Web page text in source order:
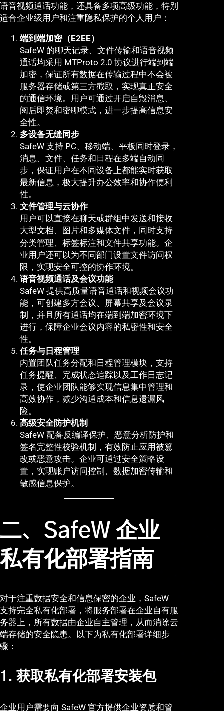
语音视频通话功能，还具备多项高级功能，特别
适合企业级用户和注重隐私保护的个人用户：
端到端加密（E2EE）
SafeW 的聊天记录、文件传输和语音视频
通话均采用 MTProto 2.0 协议进行端到端
加密，保证所有数据在传输过程中不会被
服务器存储或第三方截取，实现真正安全
的通信环境。用户可通过开启自毁消息、
阅后即焚和密聊模式，进一步提高信息安
全性。
多设备无缝同步
SafeW 支持 PC、移动端、平板同时登录，
消息、文件、任务和日程在多端自动同
步，保证用户在不同设备上都能实时获取
最新信息，极大提升办公效率和协作便利
性。
文件管理与云协作
用户可以直接在聊天或群组中发送和接收
大型文档、图片和多媒体文件，同时支持
分类管理、标签标注和文件共享功能。企
业用户还可以为不同部门设置文件访问权
限，实现安全可控的协作环境。
语音视频通话及会议功能
SafeW 提供高质量语音通话和视频会议功
能，可创建多方会议、屏幕共享及会议录
制，并且所有通话均在端到端加密环境下
进行，保障企业会议内容的私密性和安全
性。
任务与日程管理
内置团队任务分配和日程管理模块，支持
任务提醒、完成状态追踪以及工作日志记
录，使企业团队能够实现信息集中管理和
高效协作，减少沟通成本和信息遗漏风
险。
高级安全防护机制
SafeW 配备反编译保护、恶意分析防护和
签名完整性校验机制，有效防止应用被篡
改或恶意攻击。企业可通过安全策略设
置，实现账户访问控制、数据加密传输和
敏感信息保护。
二、SafeW 企业
私有化部署指南
对于注重数据安全和信息保密的企业，SafeW
支持完全私有化部署，将服务部署在企业自有服
务器上，所有数据由企业自主管理，从而消除云
端存储的安全隐患。以下为私有化部署详细步
骤：
1. 获取私有化部署安装包
企业用户需要向 SafeW 官方提供企业资质和管